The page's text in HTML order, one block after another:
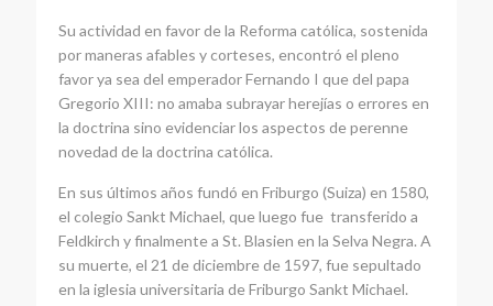
Su actividad en favor de la Reforma católica, sostenida
por maneras afables y corteses, encontró el pleno
favor ya sea del emperador Fernando I que del papa
Gregorio XIII: no amaba subrayar herejías o errores en
la doctrina sino evidenciar los aspectos de perenne
novedad de la doctrina católica.
En sus últimos años fundó en Friburgo (Suiza) en 1580,
el colegio Sankt Michael, que luego fue transferido a
Feldkirch y finalmente a St. Blasien en la Selva Negra. A
su muerte, el 21 de diciembre de 1597, fue sepultado
en la iglesia universitaria de Friburgo Sankt Michael.